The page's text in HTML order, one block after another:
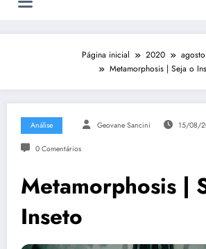
Página inicial 2020 agosto
Metamorphosis | Seja o
Análise Geovane Sancini 15/08/
0 Comentários
Metamorphosis |
Inseto